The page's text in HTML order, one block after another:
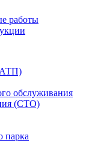
работы
обслуживания
(СТО)
парка